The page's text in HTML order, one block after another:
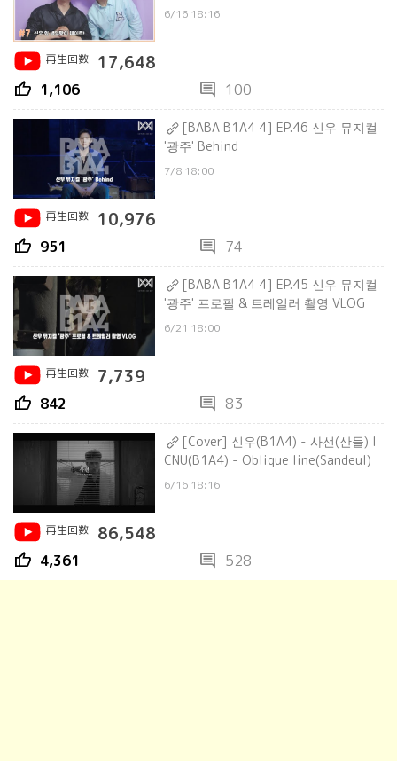
6/16 18:16
再生回数 17,648
thumb_up 1,106 comment 100
[BABA B1A4 4] EP.46 신우 뮤지컬
'광주' Behind
7/8 18:00
再生回数 10,976
thumb_up 951 comment 74
[BABA B1A4 4] EP.45 신우 뮤지컬
'광주' 프로필 & 트레일러 촬영 VLOG
6/21 18:00
再生回数 7,739
thumb_up 842 comment 83
[Cover] 신우(B1A4) - 사선(산들) l
CNU(B1A4) - Oblique line(Sandeul)
6/16 18:16
再生回数 86,548
thumb_up 4,361 comment 528